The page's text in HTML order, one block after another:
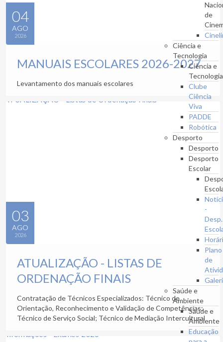
de
Ciência e
Tecnologia
Ciência e
Tecnologia
Clube
Ciência
Viva
PADDE
Robótica
Desporto
Desporto
Desporto
Escolar
-
Desp.
Plano
de
Saúde e
Ambiente
Saúde e
Ambiente
Educação
04
AGO
2026
MANUAIS ESCOLARES 2026-2027
Levantamento dos manuais escolares
03
AGO
2026
ATUALIZAÇÃO - LISTAS DE
ORDENAÇÃO FINAIS
Contratação de Técnicos Especializados: Técnico de
Orientação, Reconhecimento e Validação de Competências;
Técnico de Serviço Social; Técnico de Mediação Intercultural